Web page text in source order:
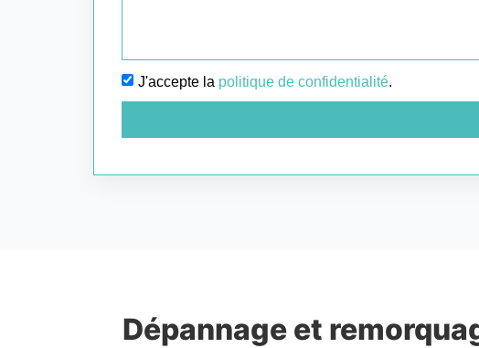
J'accepte la politique de confidentialité.
Dépannage et